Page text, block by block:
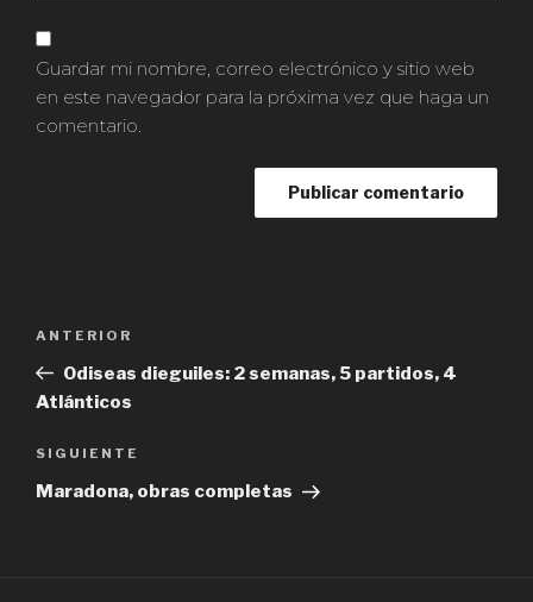
Guardar mi nombre, correo electrónico y sitio web
en este navegador para la próxima vez que haga un
comentario.
entradas
Entrada
anterior:
ANTERIOR
Odiseas dieguiles: 2 semanas, 5 partidos, 4
Atlánticos
Siguiente
entrada
SIGUIENTE
Maradona, obras completas